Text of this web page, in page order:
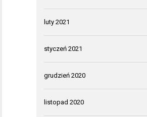
luty 2021
styczeń 2021
grudzień 2020
listopad 2020